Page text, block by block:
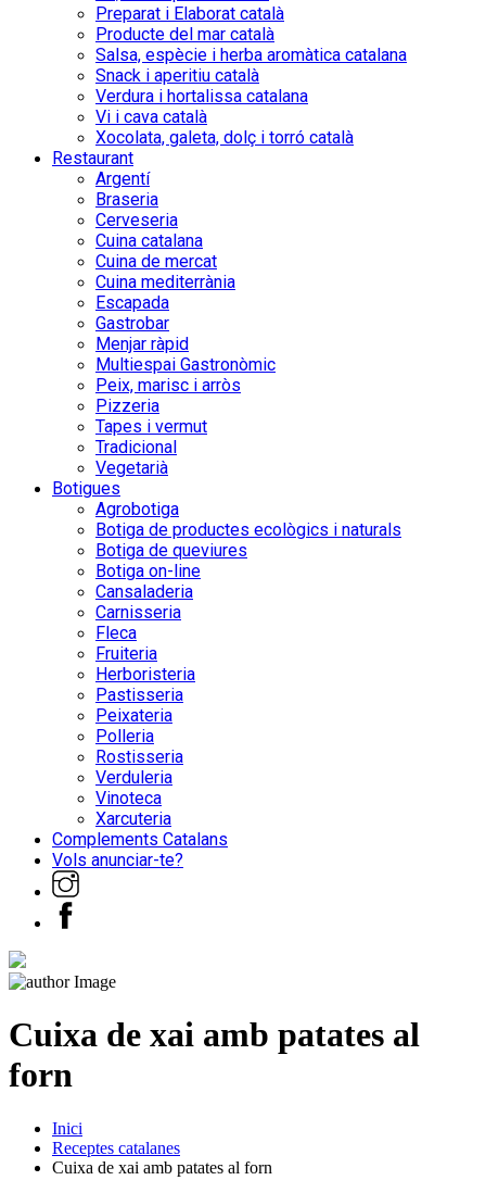
Preparat i Elaborat català
Producte del mar català
Salsa, espècie i herba aromàtica catalana
Snack i aperitiu català
Verdura i hortalissa catalana
Vi i cava català
Xocolata, galeta, dolç i torró català
Restaurant
Argentí
Braseria
Cerveseria
Cuina catalana
Cuina de mercat
Cuina mediterrània
Escapada
Gastrobar
Menjar ràpid
Multiespai Gastronòmic
Peix, marisc i arròs
Pizzeria
Tapes i vermut
Tradicional
Vegetarià
Botigues
Agrobotiga
Botiga de productes ecològics i naturals
Botiga de queviures
Botiga on-line
Cansaladeria
Carnisseria
Fleca
Fruiteria
Herboristeria
Pastisseria
Peixateria
Polleria
Rostisseria
Verduleria
Vinoteca
Xarcuteria
Complements Catalans
Vols anunciar-te?
Cuixa de xai amb patates al
forn
Inici
Receptes catalanes
Cuixa de xai amb patates al forn